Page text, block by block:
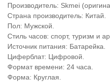
Производитель: Skmei
Страна производитель: Китай.
Пол: Мужской.
Стиль часов: спорт, туризм и
Источник питания: Батарейка.
Циферблат: Цифровой.
Формат времени: 24 часа.
Форма: Круглая.